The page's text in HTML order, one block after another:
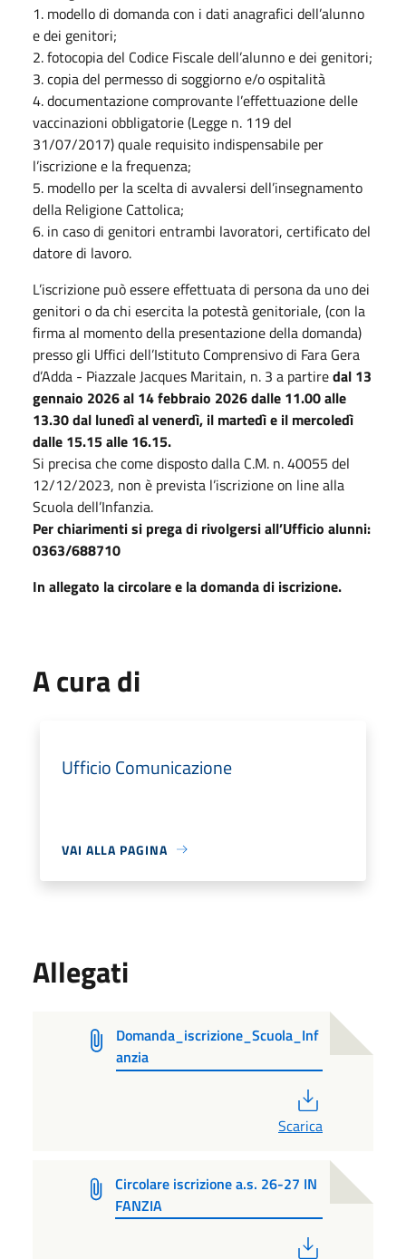
1. modello di domanda con i dati anagrafici dell’alunno
e dei genitori;
2. fotocopia del Codice Fiscale dell’alunno e dei genitori;
3. copia del permesso di soggiorno e/o ospitalità
4. documentazione comprovante l’effettuazione delle
vaccinazioni obbligatorie (Legge n. 119 del
31/07/2017) quale requisito indispensabile per
l’iscrizione e la frequenza;
5. modello per la scelta di avvalersi dell’insegnamento
della Religione Cattolica;
6. in caso di genitori entrambi lavoratori, certificato del
datore di lavoro.
L’iscrizione può essere effettuata di persona da uno dei
genitori o da chi esercita la potestà genitoriale, (con la
firma al momento della presentazione della domanda)
presso gli Uffici dell’Istituto Comprensivo di Fara Gera
d’Adda - Piazzale Jacques Maritain, n. 3 a partiredal 13
gennaio 2026 al 14 febbraio 2026 dalle 11.00 alle
13.30 dal lunedì al venerdì, il martedì e il mercoledì
dalle 15.15 alle 16.15.
Si precisa che come disposto dalla C.M. n. 40055 del
12/12/2023, non è prevista l’iscrizione on line alla
Scuola dell’Infanzia.
Per chiarimenti si prega di rivolgersi all’Ufficio alunni:
0363/688710
In allegato la circolare e la domanda di iscrizione.
A cura di
Ufficio Comunicazione
VAI ALLA PAGINA
Allegati
Domanda_iscrizione_Scuola_Inf
anzia
Scarica
Circolare iscrizione a.s. 26-27 IN
FANZIA